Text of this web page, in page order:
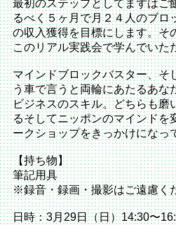
最初のステップとしてまずはご
るべく５ヶ月で月２４人のブロ
の収入獲得を目標にします。そ
このリアル実践会で学んでいた
マインドブロックバスター、そ
う車で言うと両輪にあたるあな
ビジネスのスキル。どちらも磨
るそしてニッポンのマインドを
ークショップをきっかけになっ
【持ち物】
筆記用具
※録音・録画・撮影はご遠慮く
日時：3月29日（日）14:30〜